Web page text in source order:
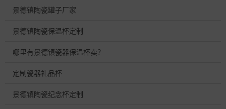
景德镇陶瓷罐子厂家
景德镇陶瓷保温杯定制
哪里有景德镇瓷器保温杯卖？
定制瓷器礼品杯
景德镇陶瓷纪念杯定制